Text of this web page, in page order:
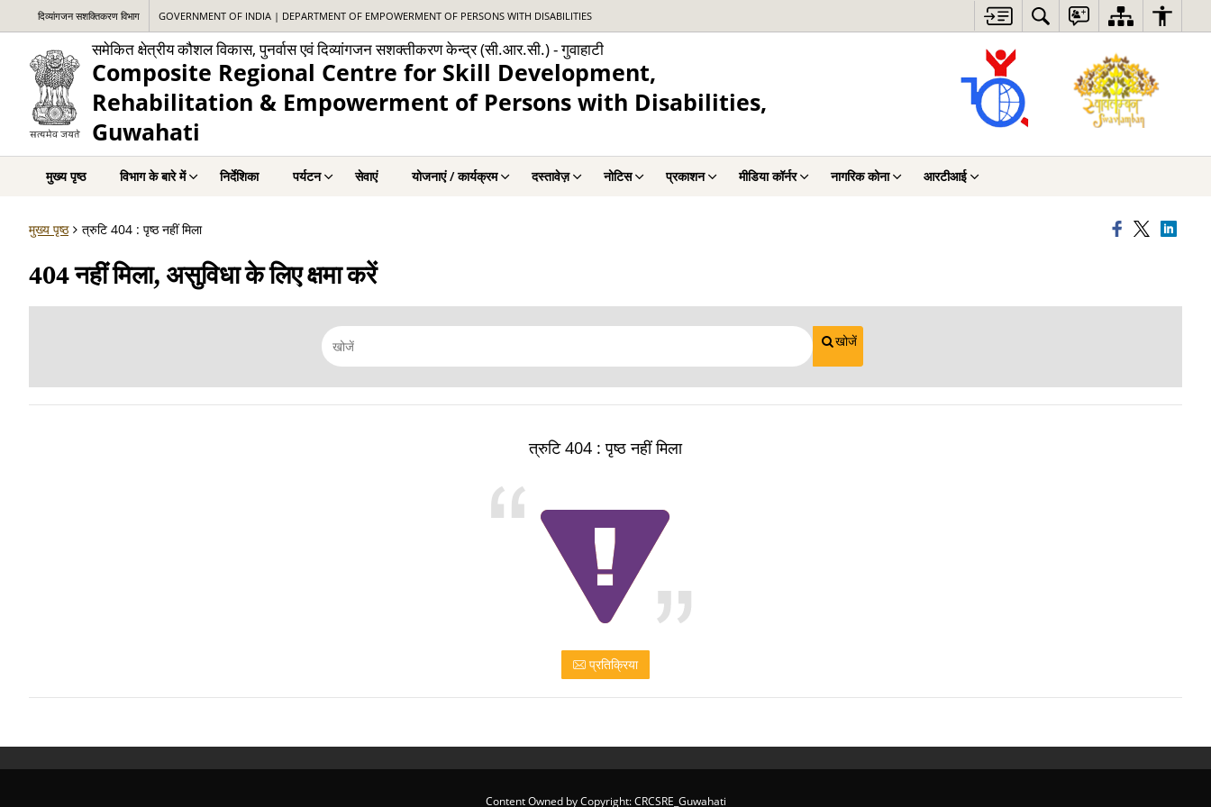
दिव्यांगजन सशक्तिकरण विभाग GOVERNMENT OF INDIA | DEPARTMENT OF EMPOWERMENT OF PERSONS WITH DISABILITIES
समेकित क्षेत्रीय कौशल विकास, पुनर्वास एवं दिव्यांगजन सशक्तीकरण केन्द्र (सी.आर.सी.) - गुवाहाटी
Composite Regional Centre for Skill Development,
Rehabilitation & Empowerment of Persons with Disabilities,
Guwahati
मुख्य पृष्ठ विभाग के बारे में निर्देशिका पर्यटन सेवाएं योजनाएं / कार्यक्रम दस्तावेज़ नोटिस प्रकाशन मीडिया कॉर्नर नागरिक कोना आरटीआई
मुख्य पृष्ठ त्रुटि 404 : पृष्ठ नहीं मिला
404 नहीं मिला, असुविधा के लिए क्षमा करें
खोजें
त्रुटि 404 : पृष्ठ नहीं मिला
प्रतिक्रिया
Content Owned by Copyright: CRCSRE_Guwahati